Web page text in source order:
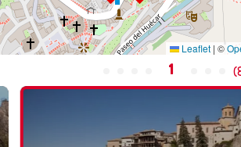
Leaflet | ©
1 (